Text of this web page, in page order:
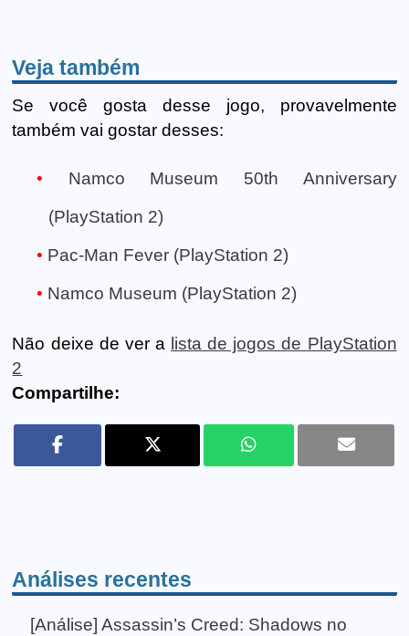
Veja também
Se você gosta desse jogo, provavelmente
também vai gostar desses:
Namco Museum 50th Anniversary
(PlayStation 2)
Pac-Man Fever (PlayStation 2)
Namco Museum (PlayStation 2)
Não deixe de ver a lista de jogos de PlayStation
2
Compartilhe:
Análises recentes
[Análise] Assassin’s Creed: Shadows no